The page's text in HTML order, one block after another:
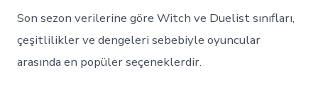
Son sezon verilerine göre Witch ve Duelist sınıfları,
çeşitlilikler ve dengeleri sebebiyle oyuncular
arasında en popüler seçeneklerdir.